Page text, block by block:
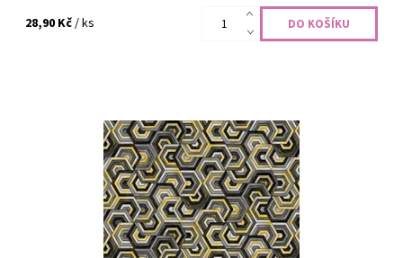
28,90 Kč/ ks
100% bavlna, šíře 110 cm
Skladem
CODE-2453
Henry Glass Fabrics